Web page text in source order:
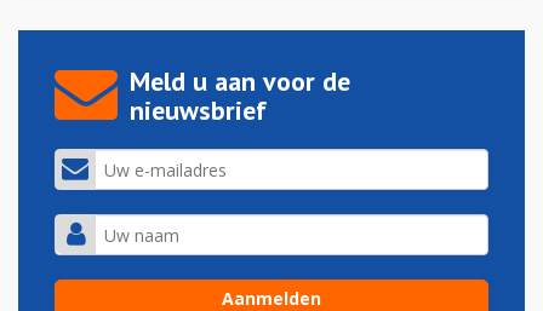
Meld u aan voor de
nieuwsbrief